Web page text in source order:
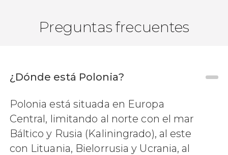
1.876 opiniones
descubriremos el casco antiguo y el
barrio judío de
Cracovia
visitaremos sus puntos
más importantes
Preguntas frecuentes
¿Dónde está Polonia?
Polonia está situada en Europa
Central, limitando al norte con el mar
Báltico y Rusia (Kaliningrado), al este
con Lituania, Bielorrusia y Ucrania, al